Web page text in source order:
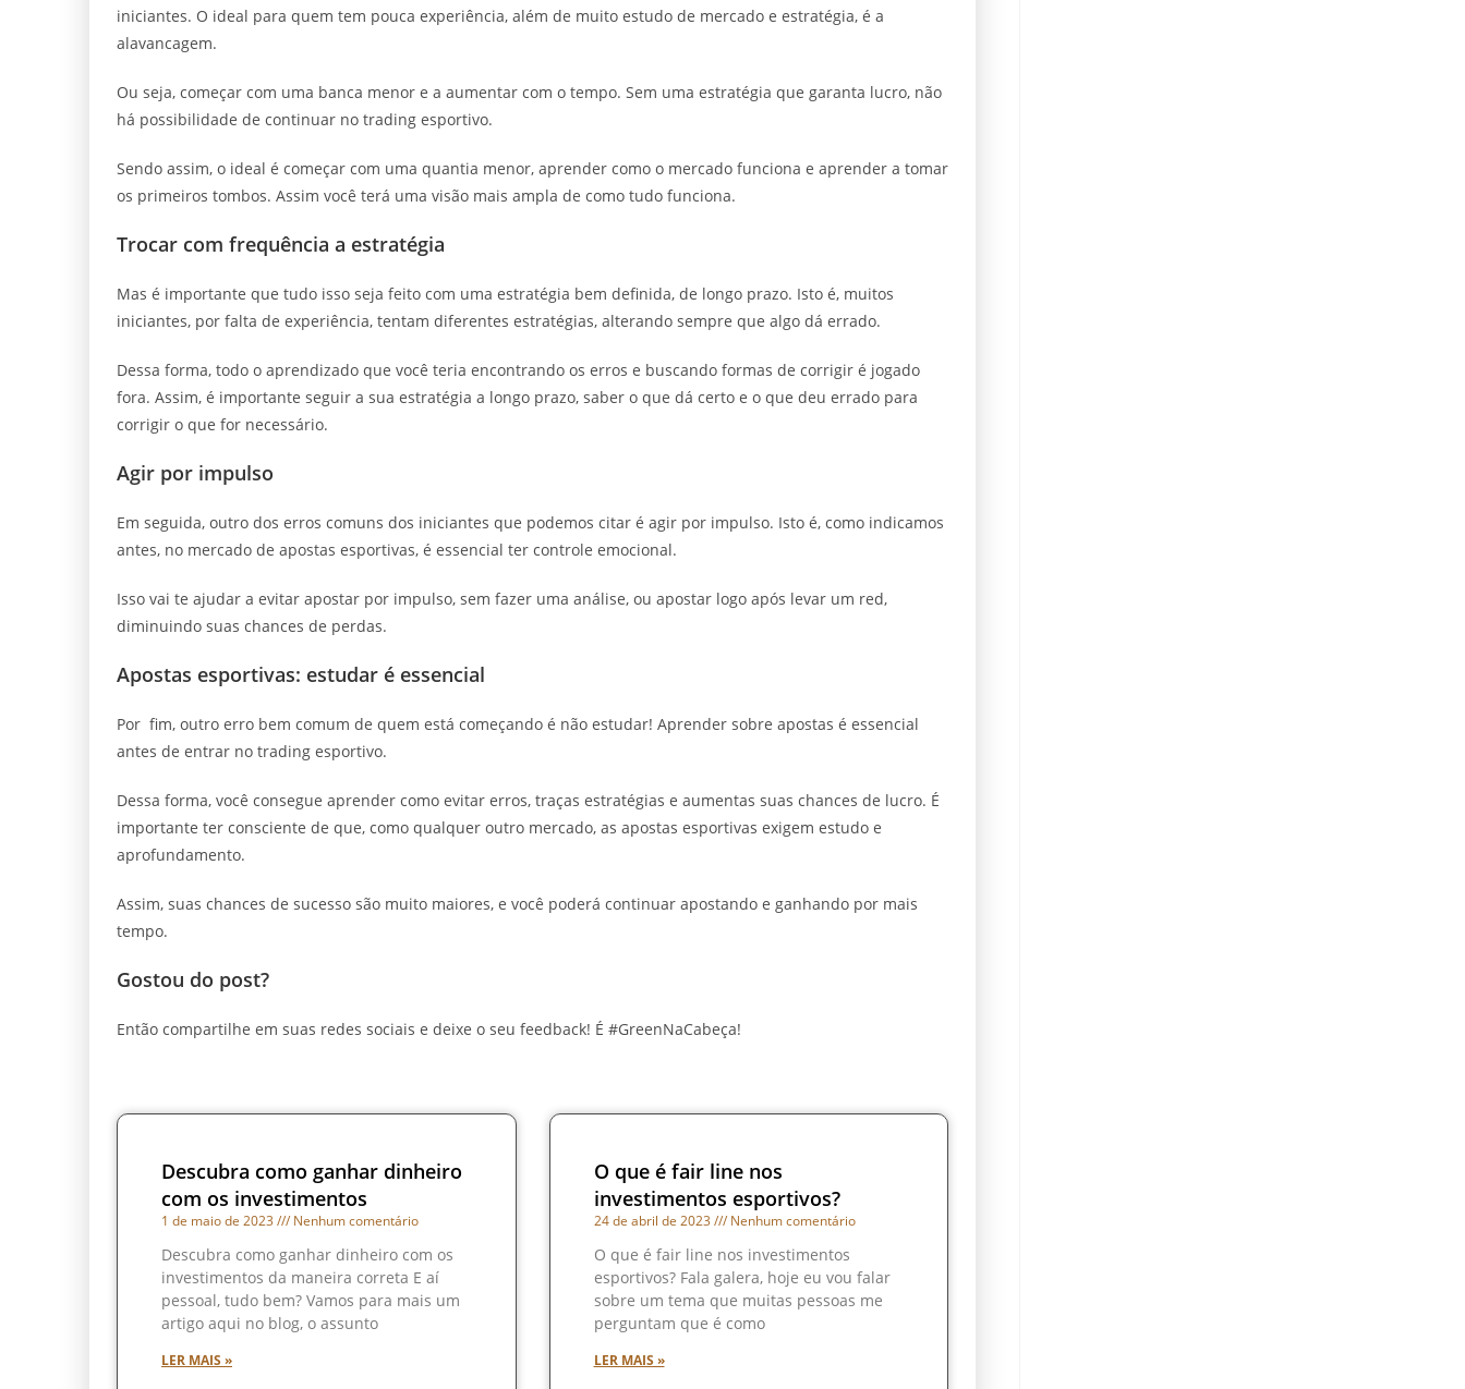
iniciantes. O ideal para quem tem pouca experiência, além de muito estudo de mercado e estratégia, é a
alavancagem.
Ou seja, começar com uma banca menor e a aumentar com o tempo. Sem uma estratégia que garanta lucro, não
há possibilidade de continuar no trading esportivo.
Sendo assim, o ideal é começar com uma quantia menor, aprender como o mercado funciona e aprender a tomar
os primeiros tombos. Assim você terá uma visão mais ampla de como tudo funciona.
Trocar com frequência a estratégia
Mas é importante que tudo isso seja feito com uma estratégia bem definida, de longo prazo. Isto é, muitos
iniciantes, por falta de experiência, tentam diferentes estratégias, alterando sempre que algo dá errado.
Dessa forma, todo o aprendizado que você teria encontrando os erros e buscando formas de corrigir é jogado
fora. Assim, é importante seguir a sua estratégia a longo prazo, saber o que dá certo e o que deu errado para
corrigir o que for necessário.
Agir por impulso
Em seguida, outro dos erros comuns dos iniciantes que podemos citar é agir por impulso. Isto é, como indicamos
antes, no mercado de apostas esportivas, é essencial ter controle emocional.
Isso vai te ajudar a evitar apostar por impulso, sem fazer uma análise, ou apostar logo após levar um red,
diminuindo suas chances de perdas.
Apostas esportivas: estudar é essencial
Por fim, outro erro bem comum de quem está começando é não estudar! Aprender sobre apostas é essencial
antes de entrar no trading esportivo.
Dessa forma, você consegue aprender como evitar erros, traças estratégias e aumentas suas chances de lucro. É
importante ter consciente de que, como qualquer outro mercado, as apostas esportivas exigem estudo e
aprofundamento.
Assim, suas chances de sucesso são muito maiores, e você poderá continuar apostando e ganhando por mais
tempo.
Gostou do post?
Então compartilhe em suas redes sociais e deixe o seu feedback! É #GreenNaCabeça!
Descubra como ganhar dinheiro
com os investimentos
1 de maio de 2023 Nenhum comentário
Descubra como ganhar dinheiro com os
investimentos da maneira correta E aí
pessoal, tudo bem? Vamos para mais um
artigo aqui no blog, o assunto
LER MAIS »
O que é fair line nos
investimentos esportivos?
24 de abril de 2023 Nenhum comentário
O que é fair line nos investimentos
esportivos? Fala galera, hoje eu vou falar
sobre um tema que muitas pessoas me
perguntam que é como
LER MAIS »